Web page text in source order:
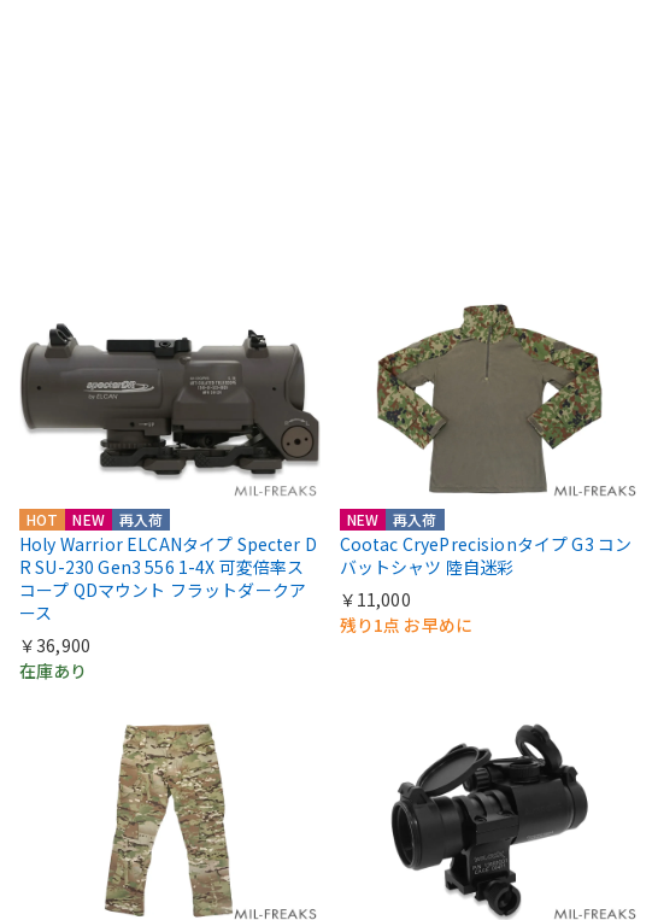
HOT NEW 再入荷
Holy Warrior ELCANタイプ Specter D
R SU-230 Gen3 556 1-4X 可変倍率ス
コープ QDマウント フラットダークア
ース
￥36,900
在庫あり
NEW 再入荷
Cootac CryePrecisionタイプ G3 コン
バットシャツ 陸自迷彩
￥11,000
残り1点 お早めに